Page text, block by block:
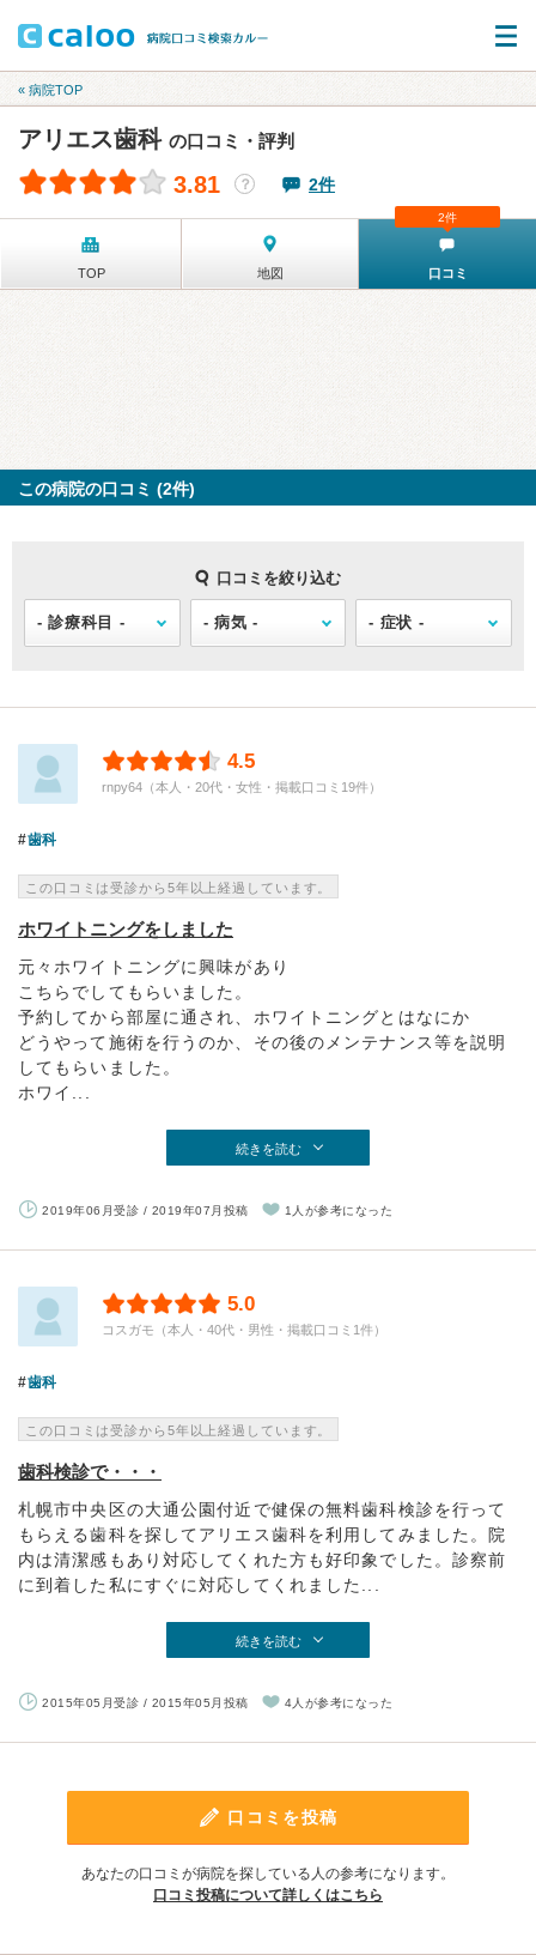
« 病院TOP
アリエス歯科 の口コミ・評判
3.81 ？ 2件
TOP 地図 口コミ
2件
この病院の口コミ (2件)
口コミを絞り込む
4.5
rnpy64（本人・20代・女性・掲載口コミ19件）
歯科
この口コミは受診から5年以上経過しています。
ホワイトニングをしました
元々ホワイトニングに興味があり
こちらでしてもらいました。
予約してから部屋に通され、ホワイトニングとはなにか
どうやって施術を行うのか、その後のメンテナンス等を説明
してもらいました。
ホワイ...
続きを読む
2019年06月受診 / 2019年07月投稿 1人が参考になった
5.0
コスガモ（本人・40代・男性・掲載口コミ1件）
歯科
この口コミは受診から5年以上経過しています。
歯科検診で・・・
札幌市中央区の大通公園付近で健保の無料歯科検診を行って
もらえる歯科を探してアリエス歯科を利用してみました。院
内は清潔感もあり対応してくれた方も好印象でした。診察前
に到着した私にすぐに対応してくれました...
続きを読む
2015年05月受診 / 2015年05月投稿 4人が参考になった
口コミを投稿
あなたの口コミが病院を探している人の参考になります。
口コミ投稿について詳しくはこちら